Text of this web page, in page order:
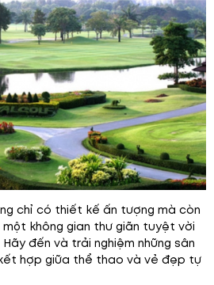
chỉ có thiết kế ấn tượng mà còn
không gian thư giãn tuyệt vời
đến và trải nghiệm những sân
hợp giữa thể thao và vẻ đẹp tự